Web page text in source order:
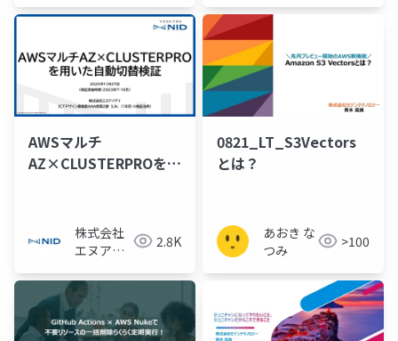
AWSマルチ
AZ×CLUSTERPROを用
株式会社
エヌアイ
2.8K
0821_LT_S3Vectors
とは？
あおき な
つみ
>100